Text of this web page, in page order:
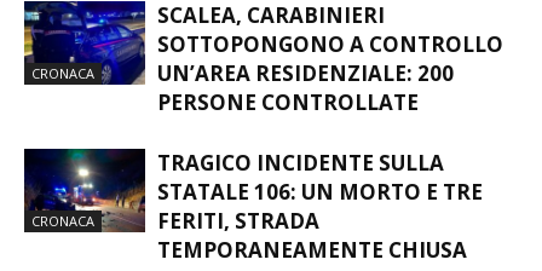
CRONACA
SCALEA, CARABINIERI
SOTTOPONGONO A CONTROLLO
UN’AREA RESIDENZIALE: 200
PERSONE CONTROLLATE
CRONACA
TRAGICO INCIDENTE SULLA
STATALE 106: UN MORTO E TRE
FERITI, STRADA
TEMPORANEAMENTE CHIUSA